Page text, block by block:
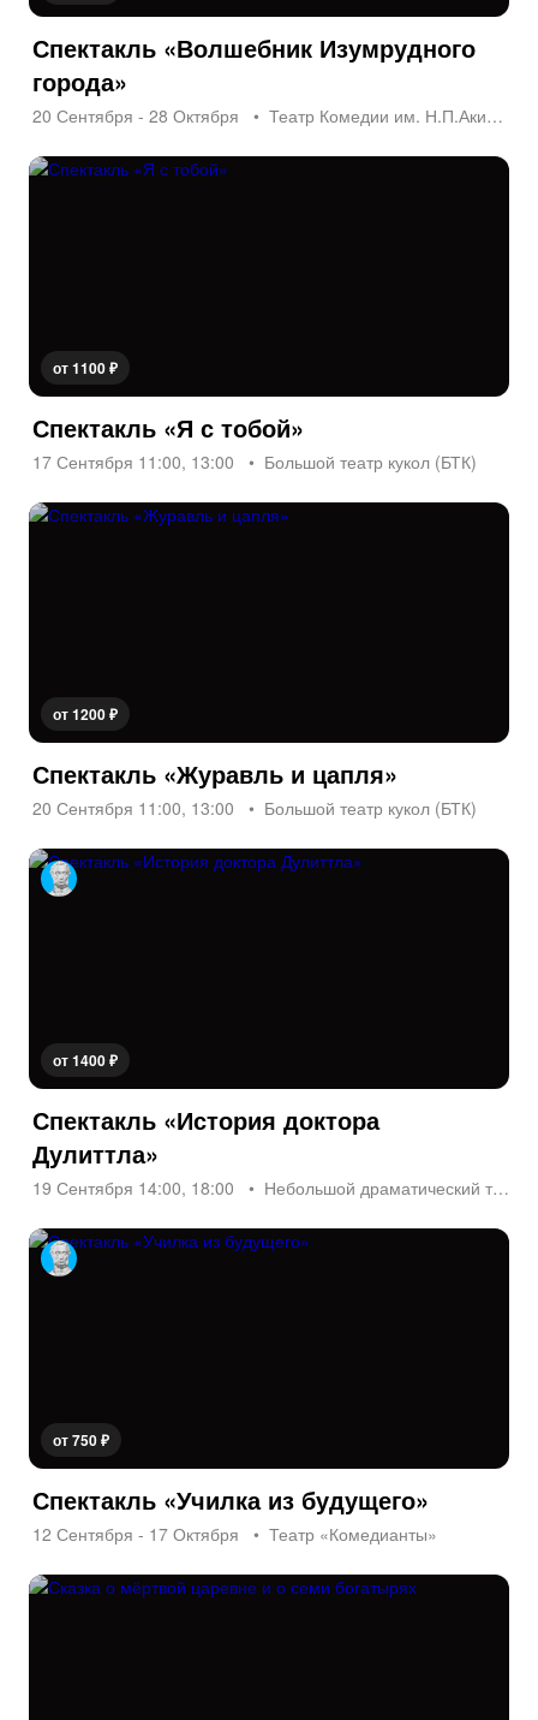
Спектакль «Волшебник Изумрудного
города»
20 Сентября - 28 Октября Театр Комедии им. Н.П.Акимова
от 1100 ₽
Спектакль «Я с тобой»
17 Сентября 11:00, 13:00 Большой театр кукол (БТК)
от 1200 ₽
Спектакль «Журавль и цапля»
20 Сентября 11:00, 13:00 Большой театр кукол (БТК)
от 1400 ₽
Спектакль «История доктора
Дулиттла»
19 Сентября 14:00, 18:00 Небольшой драматический театр (НДТ)
от 750 ₽
Спектакль «Училка из будущего»
12 Сентября - 17 Октября Театр «Комедианты»